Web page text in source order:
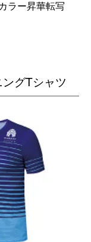
ラー昇華転写
グTシャツ